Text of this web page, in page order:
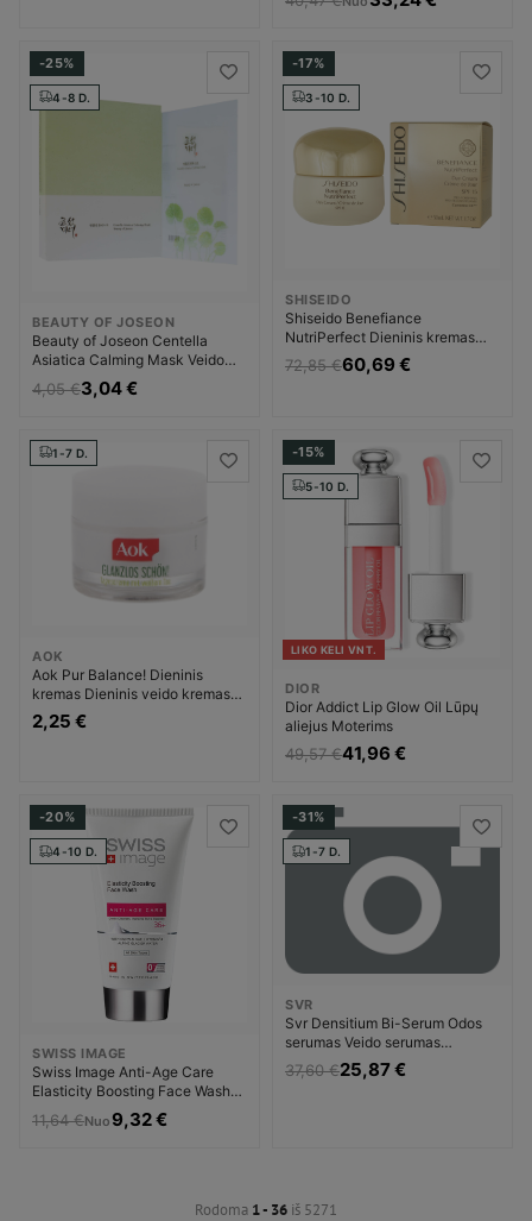
kremas Unisex
-25%
4-8 D.
BEAUTY OF JOSEON
Beauty of Joseon Centella
Asiatica Calming Mask Veido
kaukė Dekoratyvinė kosmetika
Moterims
4,05 €3,04 €
-17%
3-10 D.
SHISEIDO
Shiseido Benefiance
NutriPerfect Dieninis kremas
Dieninis veido kremas Moterims
72,85 €60,69 €
1-7 D.
AOK
Aok Pur Balance! Dieninis
kremas Dieninis veido kremas
Moterims
2,25 €
-15%
5-10 D.
LIKO KELI VNT.
DIOR
Dior Addict Lip Glow Oil Lūpų
aliejus Moterims
49,57 €41,96 €
-20%
4-10 D.
SWISS IMAGE
Swiss Image Anti-Age Care
Elasticity Boosting Face Wash
Gelinis prausiklis Valomasis
veido gelis Unisex
11,64 €Nuo9,32 €
-31%
1-7 D.
SVR
Svr Densitium Bi-Serum Odos
serumas Veido serumas
Moterims
37,60 €25,87 €
Rodoma 1 - 36 iš 5271